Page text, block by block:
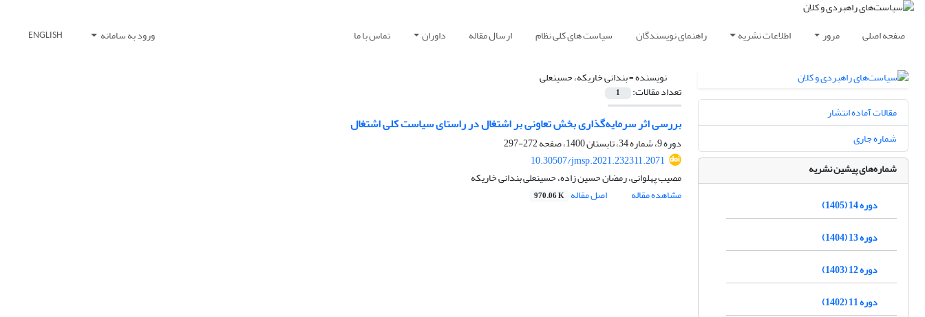
صفحه اصلی مرور اطلاعات نشریه راهنمای نویسندگان سیاست های کلی نظام ارسال مقاله داوران تماس با ما ورود به سامانه ENGLISH
نویسنده =بندانی خاریکه، حسینعلی
تعداد مقالات: 1
بررسی اثر سرمایه‌گذاری بخش تعاونی بر اشتغال در راستای سیاست کلی اشتغال
دوره 9، شماره 34، تابستان 1400، صفحه
272-297
10.30507/jmsp.2021.232311.2071
مصیب پهلوانی، رمضان حسین زاده، حسینعلی بندانی خاریکه
مشاهده مقاله
اصل مقاله 970.06 K
مقالات آماده انتشار
شماره جاری
شماره‌های پیشین نشریه
دوره 14 (1405)
دوره 13 (1404)
دوره 12 (1403)
دوره 11 (1402)